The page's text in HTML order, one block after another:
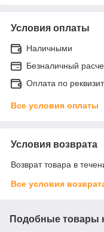
Условия оплаты
Наличными
Безналичный
Оплата по
Все условия оплаты
Условия возврата
Возврат товара в
Все условия
Подобные товары